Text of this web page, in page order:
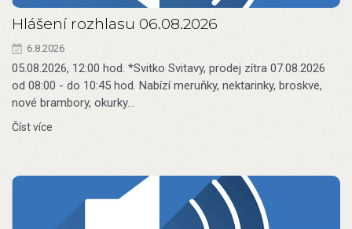
Hlášení rozhlasu 06.08.2026
6.8.2026
05.08.2026, 12:00 hod. *Svitko Svitavy, prodej zítra 07.08.2026
od 08:00 - do 10:45 hod. Nabízí meruňky, nektarinky, broskve,
nové brambory, okurky…
Číst více